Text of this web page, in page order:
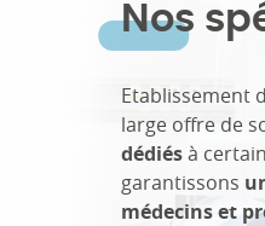
Nos
Etablissement
large offre de
dédiésà
garantissons
médecins et